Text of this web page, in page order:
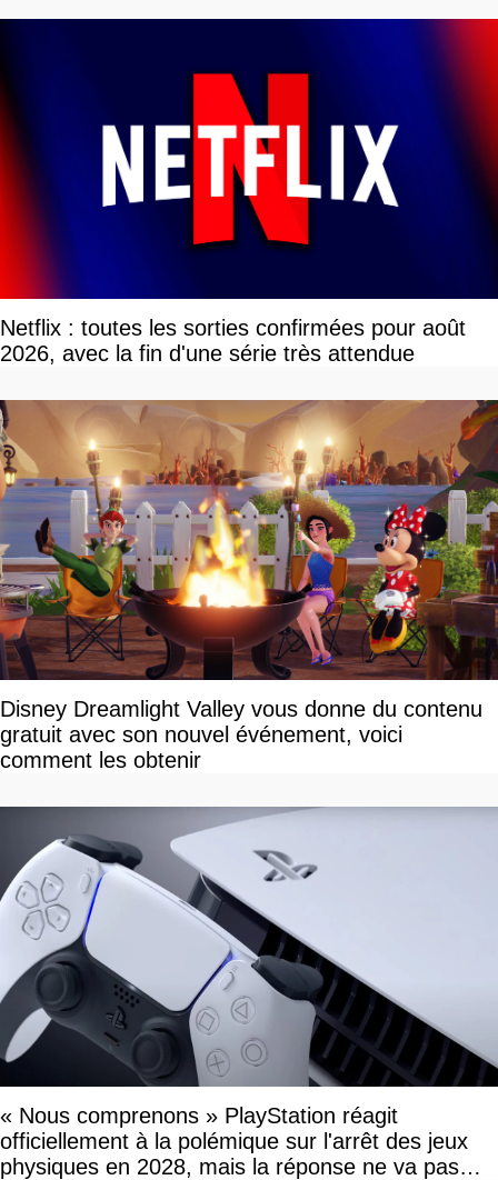
Netflix : toutes les sorties confirmées pour août
2026, avec la fin d'une série très attendue
Disney Dreamlight Valley vous donne du contenu
gratuit avec son nouvel événement, voici
comment les obtenir
« Nous comprenons » PlayStation réagit
officiellement à la polémique sur l'arrêt des jeux
physiques en 2028, mais la réponse ne va pas